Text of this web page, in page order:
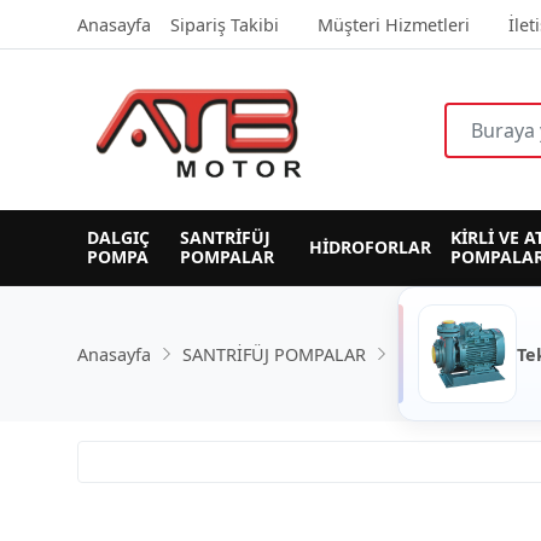
Anasayfa Sipariş Takibi Müşteri Hizmetleri
DALGIÇ
POMPA
SANTRİFÜJ
POMPALAR
HİDROFORLAR
KİRLİ VE
Anasayfa SANTRİFÜJ POMPALAR